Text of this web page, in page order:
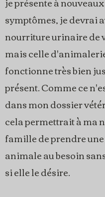
symptômes, je devrai
nourriture urinaire de
mais celle
fonctionne très bien
présent. Comme ce
dans mon dossier
cela permettrait à ma
famille de prendre
animale au besoin
si elle le désire.